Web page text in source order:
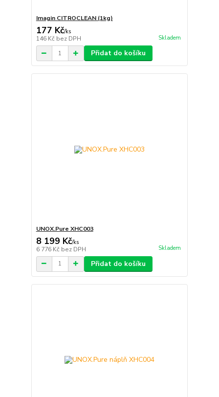
Imagin CITROCLEAN (1kg)
177 Kč/ks
146 Kč bez DPH Skladem
Přidat do košíku
UNOX.Pure XHC003
8 199 Kč/ks
6 776 Kč bez DPH Skladem
Přidat do košíku